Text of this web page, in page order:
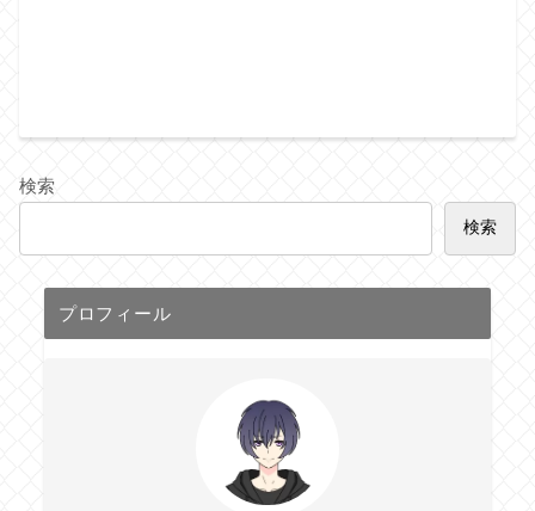
検索
検索
プロフィール